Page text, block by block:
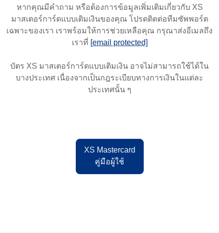
หากคุณมีคำถาม หรือต้องการข้อมูลเพิ่มเติมเกี่ยวกับ XS
มาสเตอร์การ์ดแบบเติมเงินของคุณ โปรดติดต่อทีมซัพพอร์ต
เฉพาะของเรา เราพร้อมให้การช่วยเหลือคุณ กรุณาส่งอีเมลถึง
เราที่ [email protected]
บัตร XS มาสเตอร์การ์ดแบบเติมเงิน อาจไม่สามารถใช้ได้ใน
บางประเทศ เนื่องจากเป็นกฎระเบียบทางการเงินในแต่ละ
ประเทศนั้น ๆ
XS Mastercard
คู่มือผู้ใช้